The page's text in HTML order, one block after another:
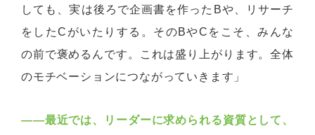
しても、実は後ろで企画書を作ったBや、リサーチ
をしたCがいたりする。そのBやCをこそ、みんな
の前で褒めるんです。これは盛り上がります。全体
のモチベーションにつながっていきます」
――最近では、リーダーに求められる資質として、